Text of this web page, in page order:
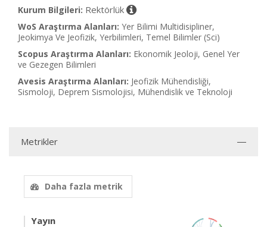
Kurum Bilgileri: Rektörlük
WoS Araştırma Alanları: Yer Bilimi Multidisipliner,
Jeokimya Ve Jeofizik, Yerbilimleri, Temel Bilimler (Sci)
Scopus Araştırma Alanları: Ekonomik Jeoloji, Genel Yer
ve Gezegen Bilimleri
Avesis Araştırma Alanları: Jeofizik Mühendisliği,
Sismoloji, Deprem Sismolojisi, Mühendislik ve Teknoloji
Metrikler
Daha fazla metrik
Yayın